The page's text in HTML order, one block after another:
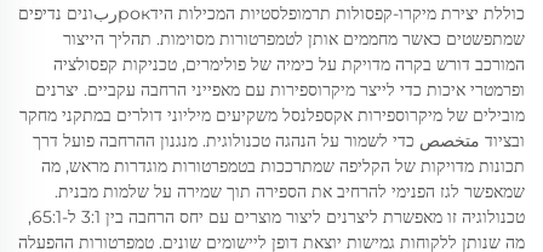
כוללת יצירת מיקרו-קפסולות תרמופלסטיות המכילות הידрокربונים נדיפים
שמתפשטים כאשר מחממים אותן לטמפרטורות מסוימות. תהליך הייצור
המורכב דורש בקרה מדויקת על כימיה של פולימרים, טכניקות קפסולציה
ופרמטרי איכות כדי לייצר מיקרוספירות עם מאפייני הרחבה עקביים. יצרנים
מובילים של מיקרוספירות אקספלנסל משקיעים מיליוני דולרים במתקני מחקר
ובציוד متخصص כדי לשמור על הנהגה טכנולוגית. מנגנון ההרחבה פועל דרך
תכונות מדויקות של הקליפה שמתרככות בטמפרטורות מוגדרות מראש, מה
שמאפשר לגז הפנימי להרחיב את הספירה תוך שמירה על שלמות מבנית.
טכנולוגיה זו מאפשרת ליצרנים ליצור מוצרים עם יחס הרחבה בין 3:1 ל-65:1,
מה שנותן ללקוחות גמישות יוצאת דופן ליישומים שונים. טמפרטורות ההפעלה